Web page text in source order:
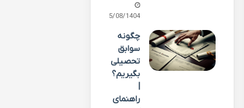
05/08/1404
چگونه
سوابق
تحصیلی
بگیریم؟
راهنمای